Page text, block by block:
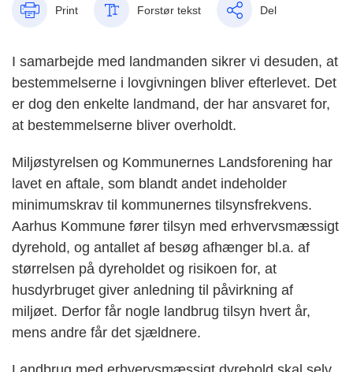
Print Forstør tekst Del
I samarbejde med landmanden sikrer vi desuden, at
bestemmelserne i lovgivningen bliver efterlevet. Det
er dog den enkelte landmand, der har ansvaret for,
at bestemmelserne bliver overholdt.
Miljøstyrelsen og Kommunernes Landsforening har
lavet en aftale, som blandt andet indeholder
minimumskrav til kommunernes tilsynsfrekvens.
Aarhus Kommune fører tilsyn med erhvervsmæssigt
dyrehold, og antallet af besøg afhænger bl.a. af
størrelsen på dyreholdet og risikoen for, at
husdyrbruget giver anledning til påvirkning af
miljøet. Derfor får nogle landbrug tilsyn hvert år,
mens andre får det sjældnere.